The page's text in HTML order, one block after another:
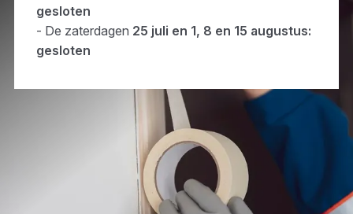
gesloten
- De zaterdagen 25 juli en 1, 8 en 15 augustus:
gesloten